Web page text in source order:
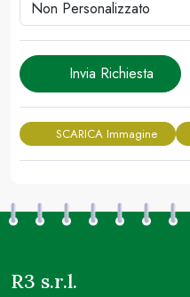
Invia Richiesta
SCARICA Immagine
R3 s.r.l.